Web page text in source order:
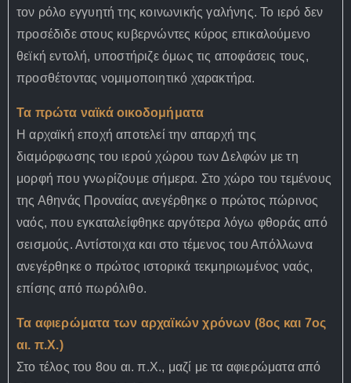
τον ρόλο εγγυητή της κοινωνικής γαλήνης. Το ιερό δεν
προσέδιδε στους κυβερνώντες κύρος επικαλούμενο
θεϊκή εντολή, υποστήριζε όμως τις αποφάσεις τους,
προσθέτοντας νομιμοποιητικό χαρακτήρα.
Τα πρώτα ναϊκά οικοδομήματα
Η αρχαϊκή εποχή αποτελεί την απαρχή της
διαμόρφωσης του ιερού χώρου των Δελφών με τη
μορφή που γνωρίζουμε σήμερα. Στο χώρο του τεμένους
της Αθηνάς Προναίας ανεγέρθηκε ο πρώτος πώρινος
ναός, που εγκαταλείφθηκε αργότερα λόγω φθοράς από
σεισμούς. Αντίστοιχα και στο τέμενος του Απόλλωνα
ανεγέρθηκε ο πρώτος ιστορικά τεκμηριωμένος ναός,
επίσης από πωρόλιθο.
Τα αφιερώματα των αρχαϊκών χρόνων (8ος και 7ος
αι. π.Χ.)
Στο τέλος του 8ου αι. π.Χ., μαζί με τα αφιερώματα από